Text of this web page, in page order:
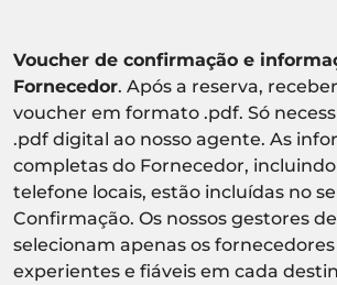
Voucher de confirmação e
Fornecedor. Após a reserva,
voucher em formato .pdf. Só
.pdf digital ao nosso agente. As
completas do Fornecedor,
telefone locais, estão incluídas no
Confirmação. Os nossos gestores
selecionam apenas os
experientes e fiáveis em cada